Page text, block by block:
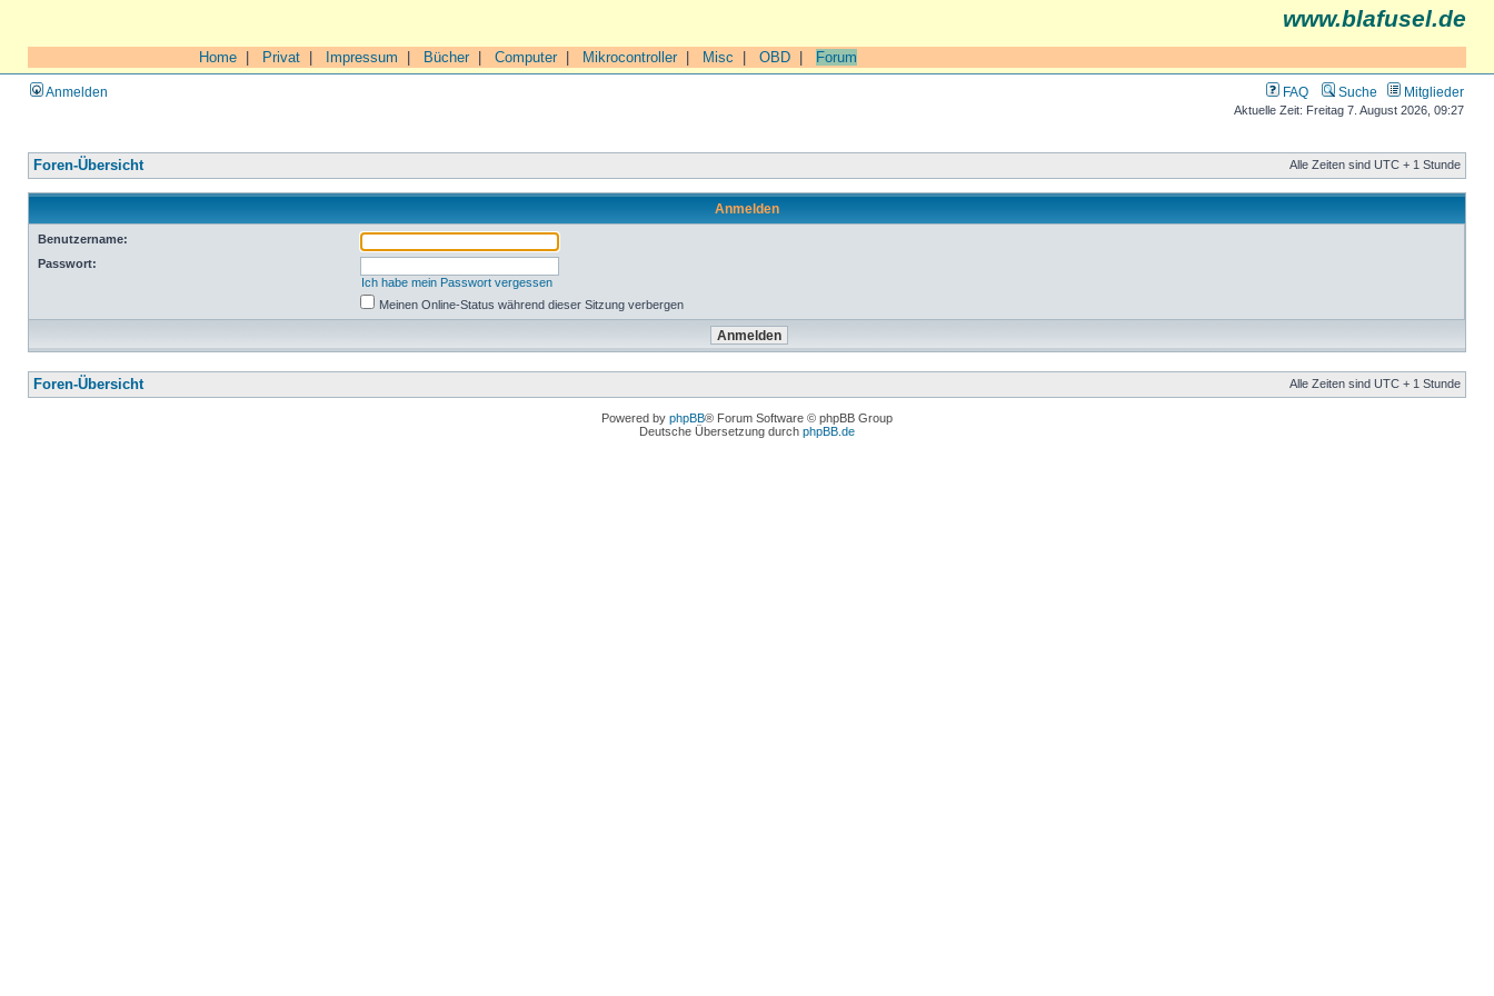
www.blafusel.de
Home Privat Impressum Bücher| Computer| Mikrocontroller| Misc OBD Forum
Anmelden FAQ Suche Mitglieder
Aktuelle Zeit: Freitag 7. August 2026, 09:27
Foren-Übersicht Alle Zeiten sind UTC + 1 Stunde
Anmelden
Benutzername:
Passwort:
Ich habe mein Passwort vergessen
Meinen Online-Status während dieser Sitzung verbergen
Foren-Übersicht Alle Zeiten sind UTC + 1 Stunde
Powered by phpBB® Forum Software © phpBB Group
Deutsche Übersetzung durch phpBB.de